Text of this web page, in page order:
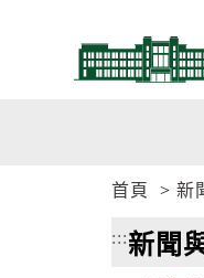
首頁 新
:::新聞